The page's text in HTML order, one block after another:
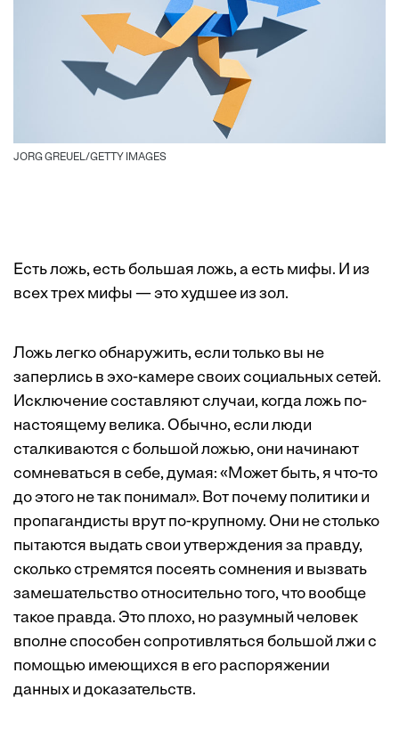
JORG GREUEL/GETTY IMAGES
Есть ложь, есть большая ложь, а есть мифы. И из
всех трех мифы — это худшее из зол.
Ложь легко обнаружить, если только вы не
заперлись в эхо-камере своих социальных сетей.
Исключение составляют случаи, когда ложь по-
настоящему велика. Обычно, если люди
сталкиваются с большой ложью, они начинают
сомневаться в себе, думая: «Может быть, я что-то
до этого не так понимал». Вот почему политики и
пропагандисты врут по-крупному. Они не столько
пытаются выдать свои утверждения за правду,
сколько стремятся посеять сомнения и вызвать
замешательство относительно того, что вообще
такое правда. Это плохо, но разумный человек
вполне способен сопротивляться большой лжи с
помощью имеющихся в его распоряжении
данных и доказательств.